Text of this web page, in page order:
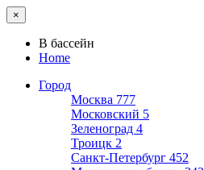
×
В бассейн
Home
Город
Москва 777
Московский 5
Зеленоград 4
Троицк 2
Санкт-Петербург 452